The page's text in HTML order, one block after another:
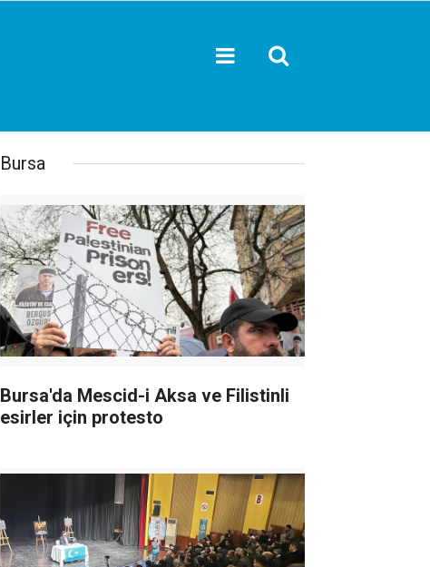
Bursa
Bursa'da Mescid-i Aksa ve Filistinli
esirler için protesto